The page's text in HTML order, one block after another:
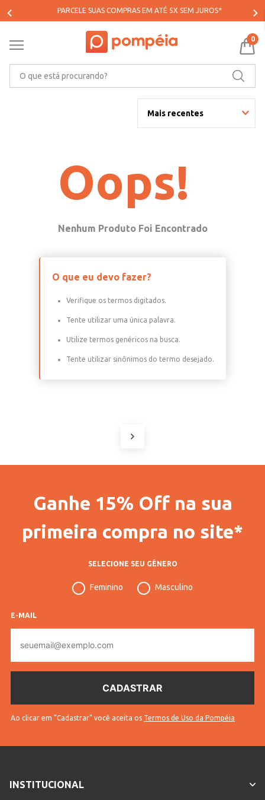
PARCELE SUAS COMPRAS EM ATÉ 5X SEM JUROS*
0
Mais recentes
Oops!
O que eu devo fazer?
Verifique os termos digitados.
Tente utilizar uma única palavra.
Utilize termos genéricos na busca.
Tente utilizar sinônimos do termo desejado.
Ganhe 15% Off na sua
primeira compra no site*
SELECIONE SEU GÊNERO
Feminino Masculino
E-MAIL
mail
Ao clicar em "Cadastrar" você aceita os Termos de Uso da Pompéia
INSTITUCIONAL